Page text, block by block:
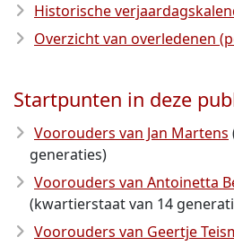
Historische
Overzicht van overledenen
Startpunten in deze
Voorouders van Jan Martens
generaties)
Voorouders van Antoinetta
(kwartierstaat van 14
Voorouders van Geertje